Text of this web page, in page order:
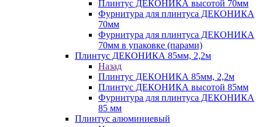
Плинтус ДЕКОНИКА высотой 70мм
Фурнитура для плинтуса ДЕКОНИКА
70мм
Фурнитура для плинтуса ДЕКОНИКА
70мм в упаковке (парами)
Плинтус ДЕКОНИКА 85мм, 2,2м
Назад
Плинтус ДЕКОНИКА 85мм, 2,2м
Плинтус ДЕКОНИКА высотой 85мм
Фурнитура для плинтуса ДЕКОНИКА
85 мм
Плинтус алюминиевый